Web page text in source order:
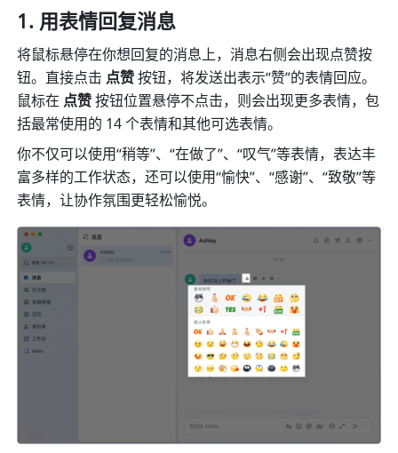
用表情回复消息
将鼠标悬停在你想回复的消息上，消息右侧会出现点赞按
钮。直接点击 点赞 按钮，将发送出表示“赞”的表情回应。
鼠标在 点赞 按钮位置悬停不点击，则会出现更多表情，包
括最常使用的 14 个表情和其他可选表情。
你不仅可以使用“稍等”、“在做了”、“叹气”等表情，表达丰
富多样的工作状态，还可以使用“愉快”、“感谢”、“致敬”等
表情，让协作氛围更轻松愉悦。